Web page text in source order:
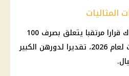
المثاليات
قالت مصادر حكومية إن هناك قرارا مرتقبا يتعلق بصرف 100
ألف جنيه للأمهات المثاليات لعام 2026، تقديرا لدورهن الكبير